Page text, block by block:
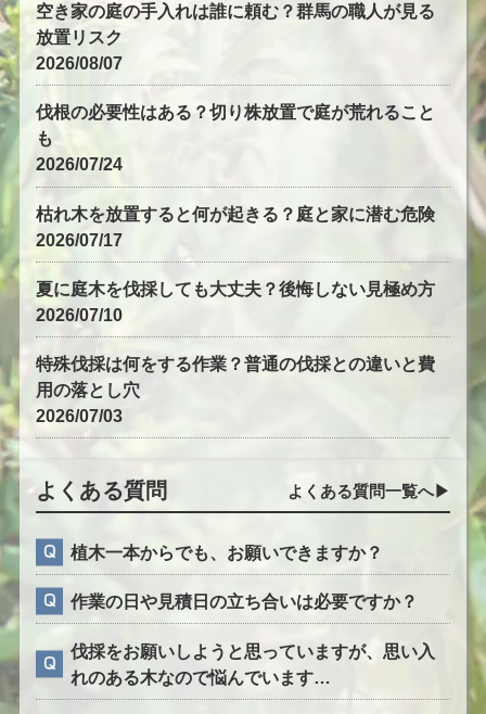
空き家の庭の手入れは誰に頼む？群馬の職人が見る
放置リスク
2026/08/07
伐根の必要性はある？切り株放置で庭が荒れること
も
2026/07/24
枯れ木を放置すると何が起きる？庭と家に潜む危険
2026/07/17
夏に庭木を伐採しても大丈夫？後悔しない見極め方
2026/07/10
特殊伐採は何をする作業？普通の伐採との違いと費
用の落とし穴
2026/07/03
よくある質問 よくある質問一覧へ▶︎
植木一本からでも、お願いできますか？
作業の日や見積日の立ち合いは必要ですか？
伐採をお願いしようと思っていますが、思い入
れのある木なので悩んでいます…